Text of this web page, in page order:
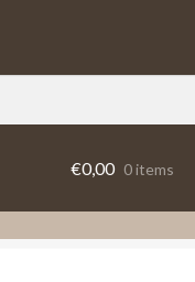
€0,00 0 items